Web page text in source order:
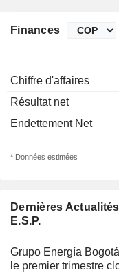
Dernières
E.S.P.
Grupo Energía
le premier trimestre
Finances
Chiffre d'affaires
Résultat net
Endettement Net
* Données estimées